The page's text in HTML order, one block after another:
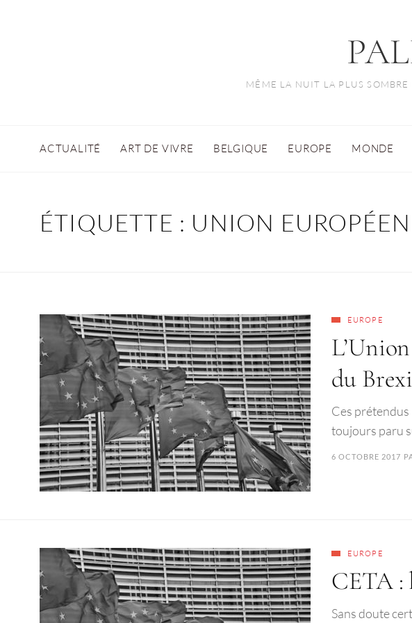
MÊME LA NUIT LA PLUS
ACTUALITÉ ART DE VIVRE BELGIQUE EUROPE MONDE
ÉTIQUETTE : UNION
EUROPE
du
Ces prétendus
toujours paru
6 OCTOBRE 2017
EUROPE
CETA :
Sans doute